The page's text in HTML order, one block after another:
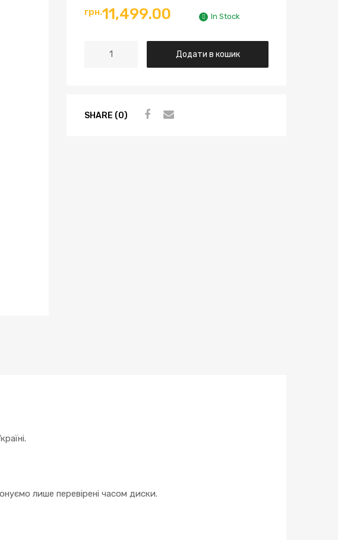
грн.11,499.00 In Stock
Додати в кошик
SHARE (0)
лише перевірені часом диски.